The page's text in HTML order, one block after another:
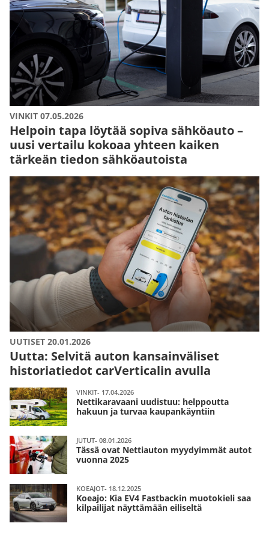
VINKIT 07.05.2026
Helpoin tapa löytää sopiva sähköauto –
uusi vertailu kokoaa yhteen kaiken
tärkeän tiedon sähköautoista
UUTISET 20.01.2026
Uutta: Selvitä auton kansainväliset
historiatiedot carVerticalin avulla
VINKIT- 17.04.2026
Nettikaravaani uudistuu: helppoutta
hakuun ja turvaa kaupankäyntiin
JUTUT- 08.01.2026
Tässä ovat Nettiauton myydyimmät autot
vuonna 2025
KOEAJOT- 18.12.2025
Koeajo: Kia EV4 Fastbackin muotokieli saa
kilpailijat näyttämään eiliseltä